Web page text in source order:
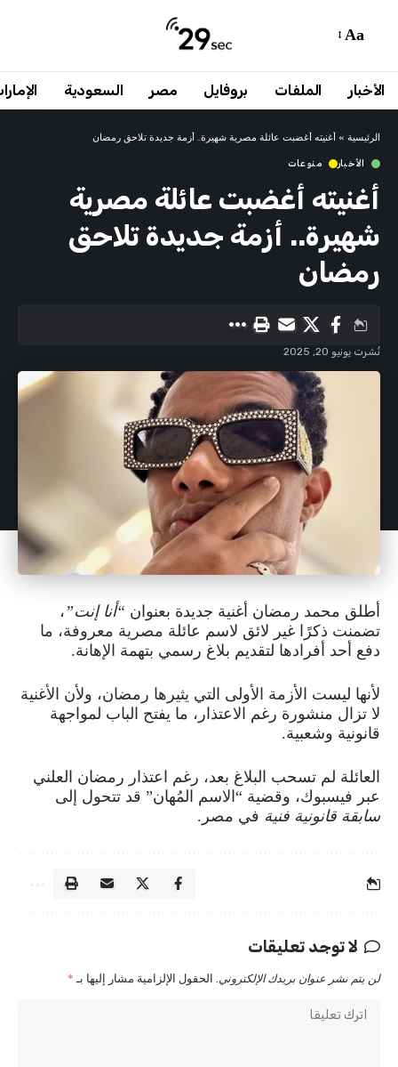
Aa
الأخبار الملفات بروفايل مصر السعودية
الرئيسية » أغنيته أغضبت عائلة مصرية شهيرة.. أزمة جديدة تلاحق رمضان
الأخبار منوعات
أغنيته أغضبت عائلة مصرية
شهيرة.. أزمة جديدة تلاحق
رمضان
نُشرت يونيو 20, 2025
أطلق محمد رمضان أغنية جديدة بعنوان “أنا إنت”،
تضمنت ذكرًا غير لائق لاسم عائلة مصرية معروفة، ما
دفع أحد أفرادها لتقديم بلاغ رسمي بتهمة الإهانة.
لأنها ليست الأزمة الأولى التي يثيرها رمضان، ولأن الأغنية
لا تزال منشورة رغم الاعتذار، ما يفتح الباب لمواجهة
قانونية وشعبية.
العائلة لم تسحب البلاغ بعد، رغم اعتذار رمضان العلني
عبر فيسبوك، وقضية “الاسم المُهان” قد تتحول إلى
سابقة قانونية فنية في مصر.
لا توجد تعليقات
لن يتم نشر عنوان بريدك الإلكتروني. الحقول الإلزامية مشار إليها بـ *